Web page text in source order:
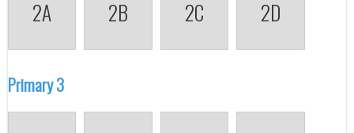
2A 2B 2C 2D
Primary 3